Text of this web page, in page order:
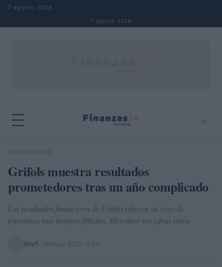
Saltar al contenido
7 agosto 2026
7 agosto 2026
⌕
Buscar
INVERSIONES
Grifols muestra resultados
prometedores tras un año complicado
Los resultados financieros de Grifols ofrecen un rayo de
esperanza tras tiempos difíciles. Descubre sus cifras clave.
Staff 19 mayo 2025 · 3 min